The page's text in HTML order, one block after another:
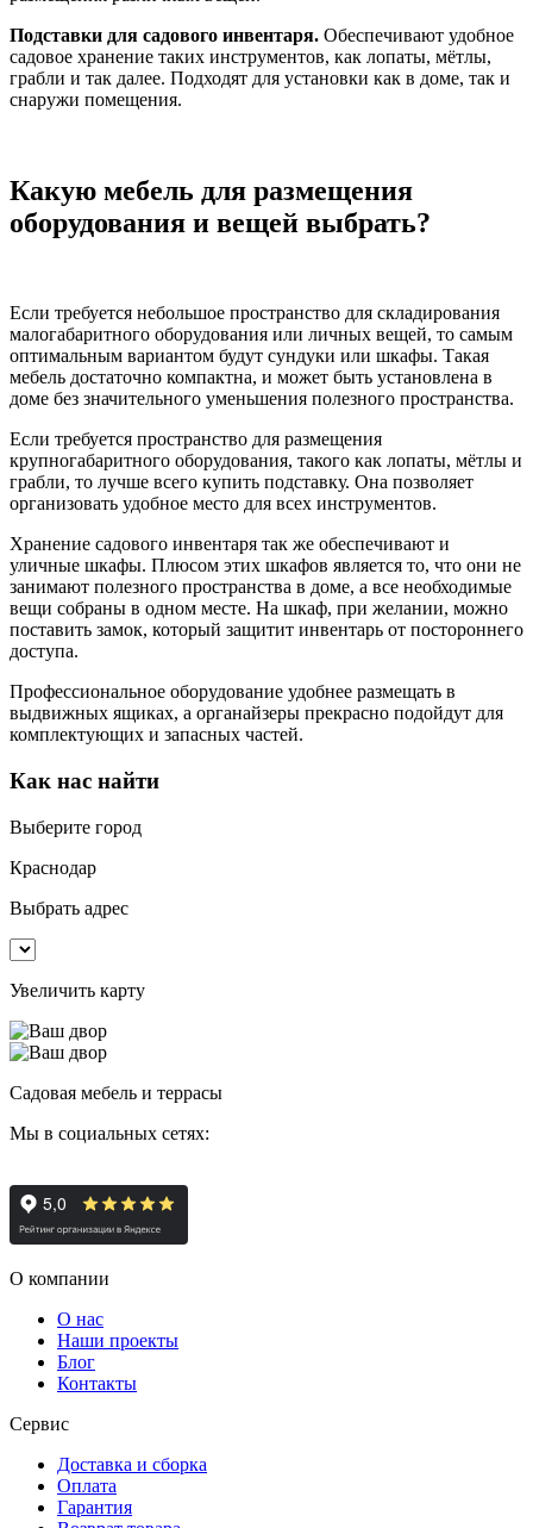
Подставки для садового инвентаря. Обеспечивают удобное
садовое хранение таких инструментов, как лопаты, мётлы,
грабли и так далее. Подходят для установки как в доме, так и
снаружи помещения.
Какую мебель для размещения
оборудования и вещей выбрать?
Если требуется небольшое пространство для складирования
малогабаритного оборудования или личных вещей, то самым
оптимальным вариантом будут сундуки или шкафы. Такая
мебель достаточно компактна, и может быть установлена в
доме без значительного уменьшения полезного пространства.
Если требуется пространство для размещения
крупногабаритного оборудования, такого как лопаты, мётлы и
грабли, то лучше всего купить подставку. Она позволяет
организовать удобное место для всех инструментов.
Хранение садового инвентаря так же обеспечивают и
уличные шкафы. Плюсом этих шкафов является то, что они не
занимают полезного пространства в доме, а все необходимые
вещи собраны в одном месте. На шкаф, при желании, можно
поставить замок, который защитит инвентарь от постороннего
доступа.
Профессиональное оборудование удобнее размещать в
выдвижных ящиках, а органайзеры прекрасно подойдут для
комплектующих и запасных частей.
Как нас найти
Выберите город
Краснодар
Выбрать адрес
Увеличить карту
Садовая мебель и террасы
Мы в социальных сетях:
О компании
О нас
Наши проекты
Блог
Контакты
Сервис
Доставка и сборка
Оплата
Гарантия